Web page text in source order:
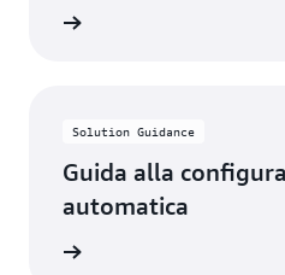
Solution Guidance
Guida alla
automatica